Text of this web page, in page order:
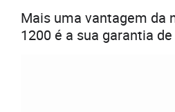
Mais uma vantagem da
1200 é a sua garantia